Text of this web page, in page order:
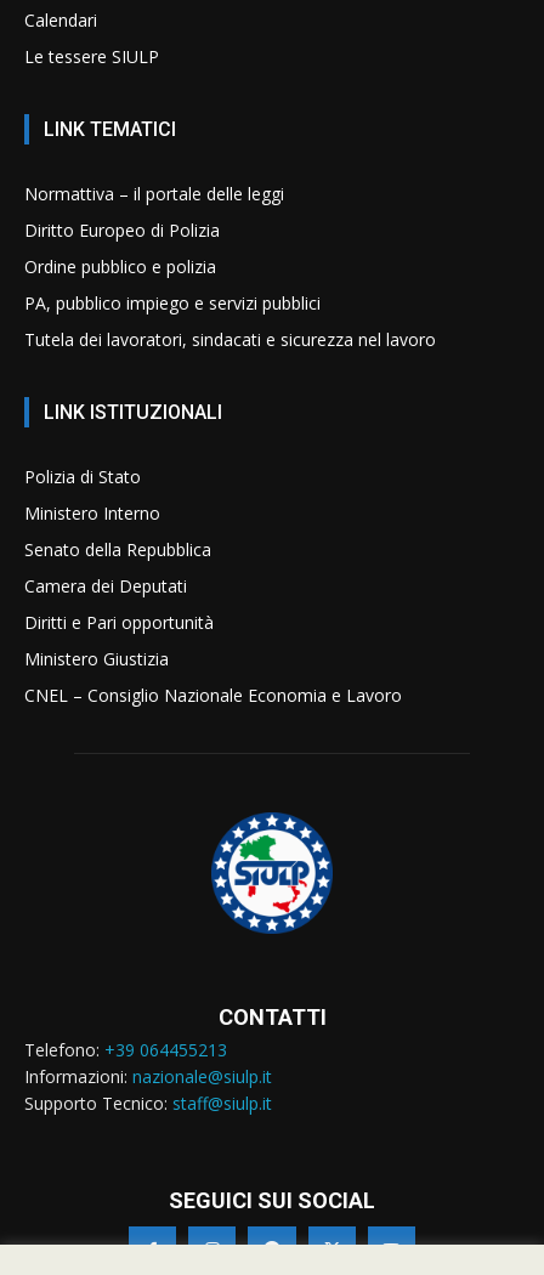
Calendari
Le tessere SIULP
LINK TEMATICI
Normattiva – il portale delle leggi
Diritto Europeo di Polizia
Ordine pubblico e polizia
PA, pubblico impiego e servizi pubblici
Tutela dei lavoratori, sindacati e sicurezza nel lavoro
LINK ISTITUZIONALI
Polizia di Stato
Ministero Interno
Senato della Repubblica
Camera dei Deputati
Diritti e Pari opportunità
Ministero Giustizia
CNEL – Consiglio Nazionale Economia e Lavoro
CONTATTI
Telefono: +39 064455213
Informazioni: nazionale@siulp.it
Supporto Tecnico: staff@siulp.it
SEGUICI SUI SOCIAL